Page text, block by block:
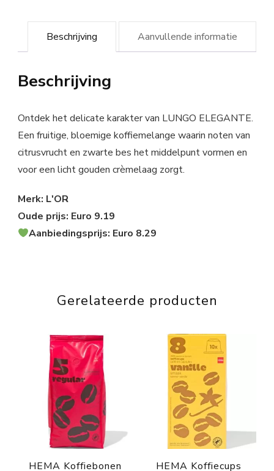
Beschrijving Aanvullende informatie
Beschrijving
Ontdek het delicate karakter van LUNGO ELEGANTE.
Een fruitige, bloemige koffiemelange waarin noten van
citrusvrucht en zwarte bes het middelpunt vormen en
voor een licht gouden crèmelaag zorgt.
Merk: L'OR
Oude prijs: Euro 9.19
Aanbiedingsprijs: Euro 8.29
Gerelateerde producten
HEMA Koffiebonen HEMA Koffiecups